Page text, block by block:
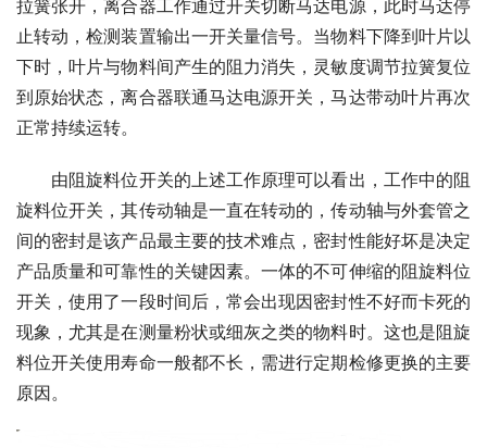
拉簧张开，离合器工作通过开关切断马达电源，此时马达停
止转动，检测装置输出一开关量信号。当物料下降到叶片以
下时，叶片与物料间产生的阻力消失，灵敏度调节拉簧复位
到原始状态，离合器联通马达电源开关，马达带动叶片再次
正常持续运转。
由阻旋料位开关的上述工作原理可以看出，工作中的阻
旋料位开关，其传动轴是一直在转动的，传动轴与外套管之
间的密封是该产品最主要的技术难点，密封性能好坏是决定
产品质量和可靠性的关键因素。一体的不可伸缩的阻旋料位
开关，使用了一段时间后，常会出现因密封性不好而卡死的
现象，尤其是在测量粉状或细灰之类的物料时。这也是阻旋
料位开关使用寿命一般都不长，需进行定期检修更换的主要
原因。